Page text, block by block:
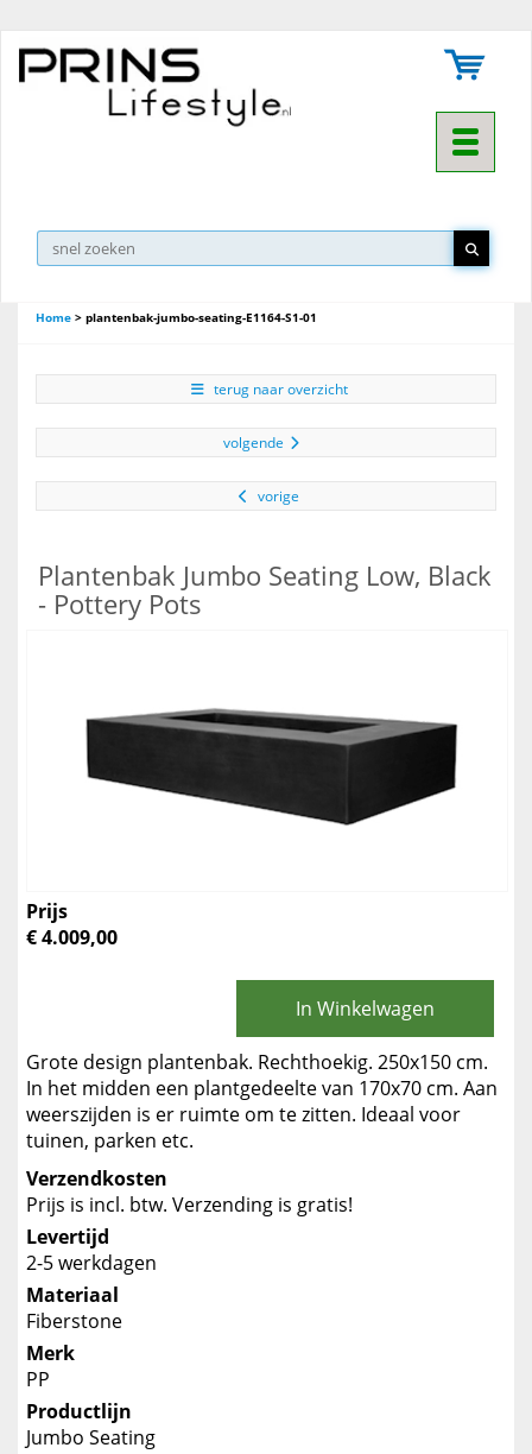
Toggle
Home > plantenbak-jumbo-seating-E1164-S1-01
terug naar overzicht
volgende
vorige
Plantenbak Jumbo Seating Low, Black
- Pottery Pots
Prijs
€ 4.009,00
In Winkelwagen
Grote design plantenbak. Rechthoekig. 250x150 cm.
In het midden een plantgedeelte van 170x70 cm. Aan
weerszijden is er ruimte om te zitten. Ideaal voor
tuinen, parken etc.
Verzendkosten
Prijs is incl. btw. Verzending is gratis!
Levertijd
2-5 werkdagen
Materiaal
Fiberstone
Merk
PP
Productlijn
Jumbo Seating